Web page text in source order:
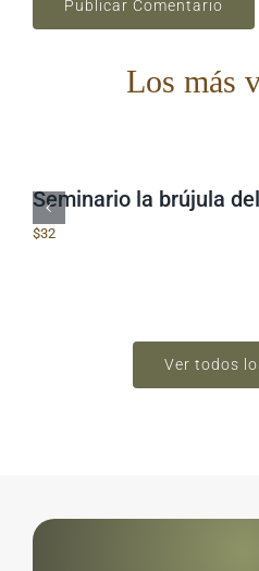
Los más
Seminario la brújula
$32
Ver todos